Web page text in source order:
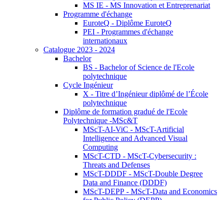
MS IE - MS Innovation et Entreprenariat
Programme d'échange
EuroteQ - Diplôme EuroteQ
PEI - Programmes d'échange
internationaux
Catalogue 2023 - 2024
Bachelor
BS - Bachelor of Science de l'Ecole
polytechnique
Cycle Ingénieur
X - Titre d’Ingénieur diplômé de l’École
polytechnique
Diplôme de formation gradué de l'Ecole
Polytechnique -MSc&T
MScT-AI-ViC - MScT-Artificial
Intelligence and Advanced Visual
Computing
MScT-CTD - MScT-Cybersecurity :
Threats and Defenses
MScT-DDDF - MScT-Double Degree
Data and Finance (DDDF)
MScT-DEPP - MScT-Data and Economics